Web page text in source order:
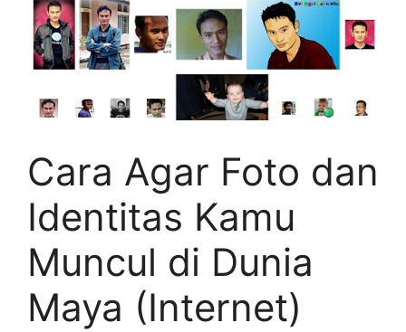
Cara Agar Foto dan
Identitas Kamu
Muncul di Dunia
Maya (Internet)